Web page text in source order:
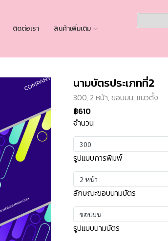
ติดต่อเรา สินค้าเพิ่มเติม
นามบัตรประเภทที่2
300, 2 หน้า, ขอบมน, แนวตั้ง
฿610
จำนวน
300
รูปแบบการพิมพ์
2 หน้า
ลักษณะขอบนามบัตร
ขอบมน
รูปแบบนามบัตร